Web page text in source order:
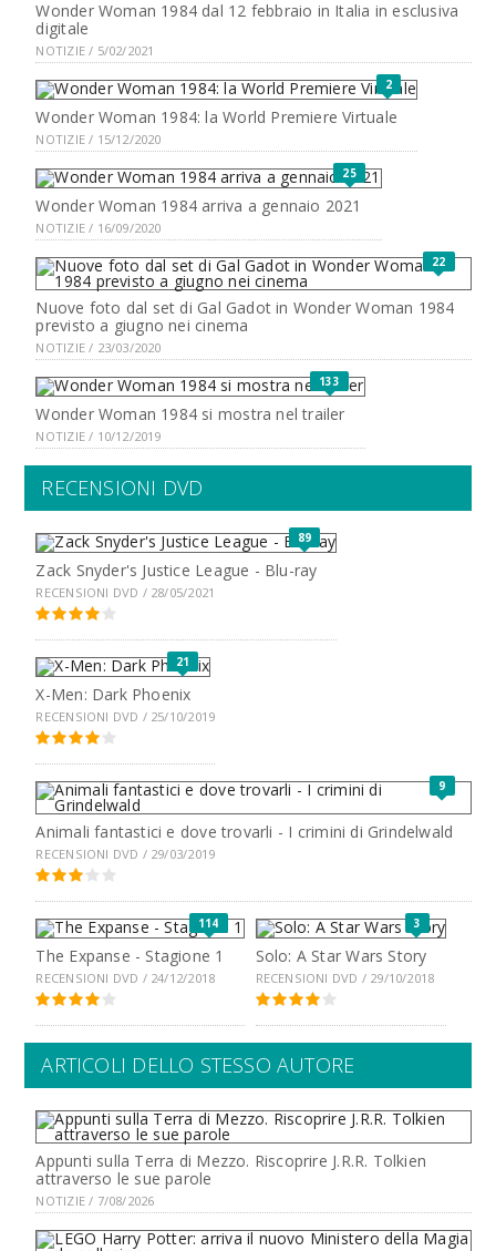
Wonder Woman 1984 dal 12 febbraio in Italia in esclusiva
digitale
NOTIZIE / 5/02/2021
2
Wonder Woman 1984: la World Premiere Virtuale
NOTIZIE / 15/12/2020
25
Wonder Woman 1984 arriva a gennaio 2021
NOTIZIE / 16/09/2020
22
Nuove foto dal set di Gal Gadot in Wonder Woman 1984
previsto a giugno nei cinema
NOTIZIE / 23/03/2020
133
Wonder Woman 1984 si mostra nel trailer
NOTIZIE / 10/12/2019
RECENSIONI DVD
89
Zack Snyder's Justice League - Blu-ray
RECENSIONI DVD / 28/05/2021
21
X-Men: Dark Phoenix
RECENSIONI DVD / 25/10/2019
9
Animali fantastici e dove trovarli - I crimini di Grindelwald
RECENSIONI DVD / 29/03/2019
114
The Expanse - Stagione 1
RECENSIONI DVD / 24/12/2018
3
Solo: A Star Wars Story
RECENSIONI DVD / 29/10/2018
ARTICOLI DELLO STESSO AUTORE
Appunti sulla Terra di Mezzo. Riscoprire J.R.R. Tolkien
attraverso le sue parole
NOTIZIE / 7/08/2026